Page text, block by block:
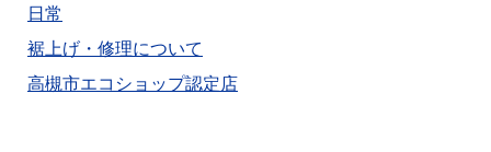
日常
裾上げ・修理について
高槻市エコショップ認定店